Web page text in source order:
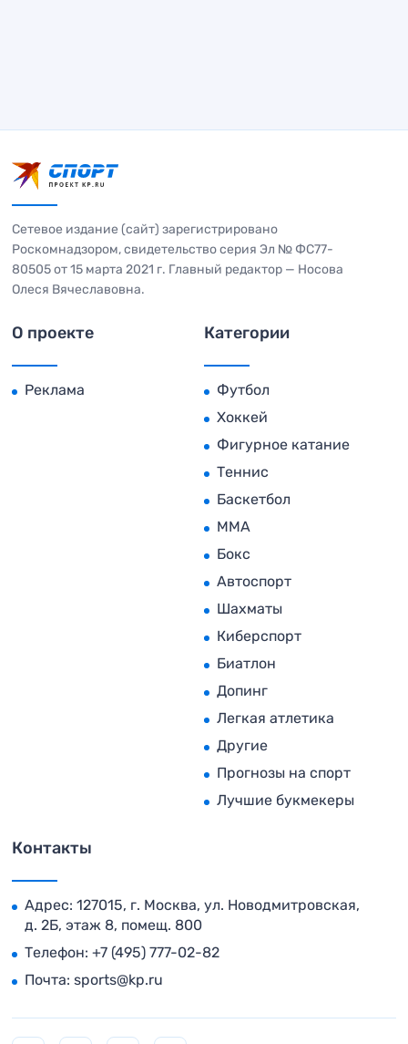
Сетевое издание (сайт) зарегистрировано
Роскомнадзором, свидетельство серия Эл № ФС77-
80505 от 15 марта 2021 г. Главный редактор — Носова
Олеся Вячеславовна.
О проекте
Реклама
Категории
Футбол
Хоккей
Фигурное катание
Теннис
Баскетбол
MMA
Бокс
Автоспорт
Шахматы
Киберспорт
Биатлон
Допинг
Легкая атлетика
Другие
Прогнозы на спорт
Лучшие букмекеры
Контакты
Адрес: 127015, г. Москва, ул. Новодмитровская,
д. 2Б, этаж 8, помещ. 800
Телефон: +7 (495) 777-02-82
Почта: sports@kp.ru